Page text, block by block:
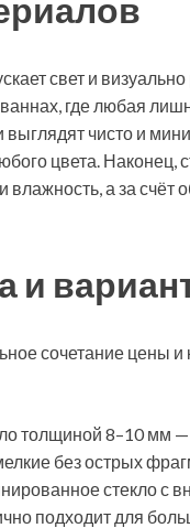
свет и
где любая
чисто и
цвета.
а за счёт
и
сочетание цены и
толщиной 8–10 мм
без острых
стекло с
подходит для